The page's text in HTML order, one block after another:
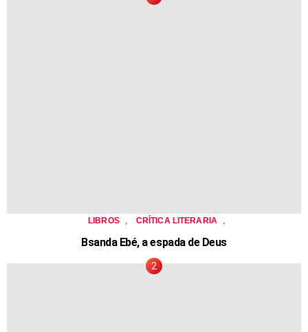
LIBROS CRÍTICA LITERARIA
Bsanda Ebé, a espada de Deus